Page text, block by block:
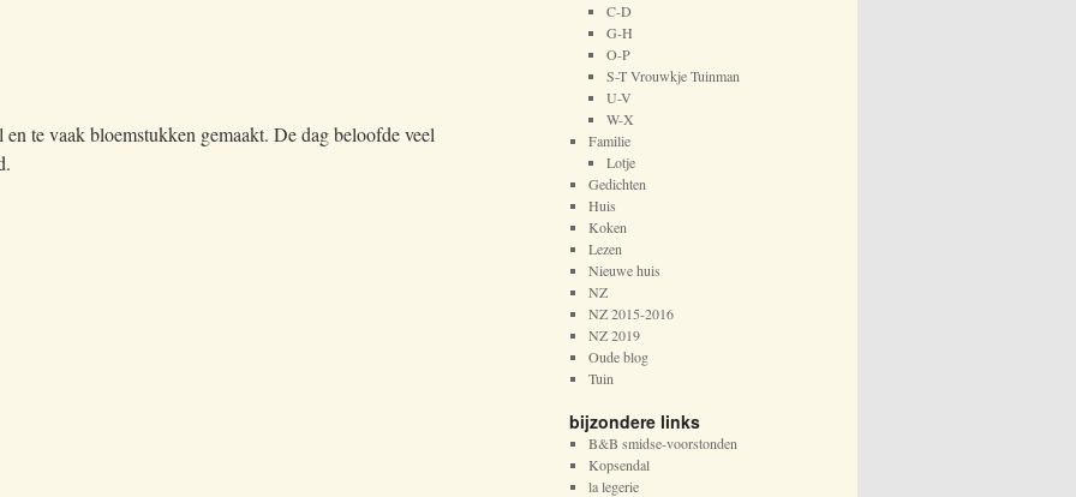
en te vaak bloemstukken gemaakt. De dag beloofde veel
C-D
G-H
O-P
S-T Vrouwkje Tuinman
U-V
W-X
Familie
Lotje
Gedichten
Huis
Koken
Lezen
Nieuwe huis
NZ
NZ 2015-2016
NZ 2019
Oude blog
Tuin
bijzondere links
B&B smidse-voorstonden
Kopsendal
la legerie